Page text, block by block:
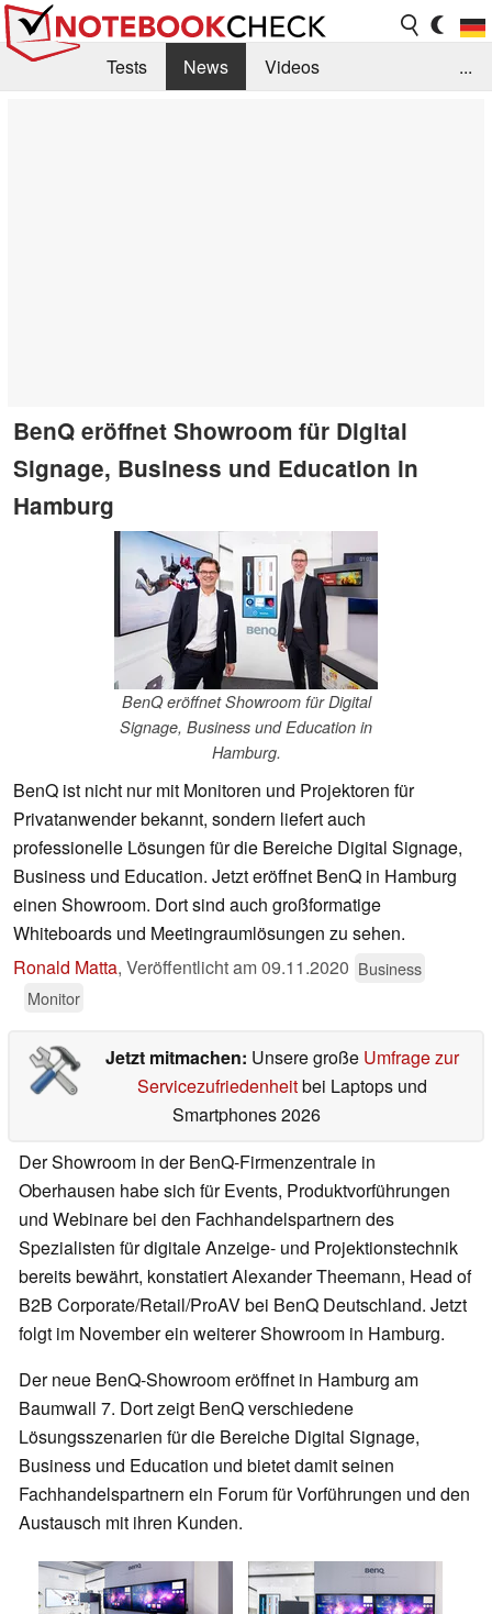
Tests News
Videos
...
BenQ eröffnet Showroom für Digital
Signage, Business und Education in
Hamburg
BenQ eröffnet Showroom für Digital
Signage, Business und Education in
Hamburg.
BenQ ist nicht nur mit Monitoren und Projektoren für
Privatanwender bekannt, sondern liefert auch
professionelle Lösungen für die Bereiche Digital Signage,
Business und Education. Jetzt eröffnet BenQ in Hamburg
einen Showroom. Dort sind auch großformatige
Whiteboards und Meetingraumlösungen zu sehen.
Ronald Matta, Veröffentlicht am09.11.2020 Business
Monitor
Jetzt mitmachen: Unsere große Umfrage zur
Servicezufriedenheitbei Laptops und
Smartphones 2026
Der Showroom in der BenQ-Firmenzentrale in
Oberhausen habe sich für Events, Produktvorführungen
und Webinare bei den Fachhandelspartnern des
Spezialisten für digitale Anzeige- und Projektionstechnik
bereits bewährt, konstatiert Alexander Theemann, Head of
B2B Corporate/Retail/ProAV bei BenQ Deutschland. Jetzt
folgt im November ein weiterer Showroom in Hamburg.
Der neue BenQ-Showroom eröffnet in Hamburg am
Baumwall 7. Dort zeigt BenQ verschiedene
Lösungsszenarien für die Bereiche Digital Signage,
Business und Education und bietet damit seinen
Fachhandelspartnern ein Forum für Vorführungen und den
Austausch mit ihren Kunden.